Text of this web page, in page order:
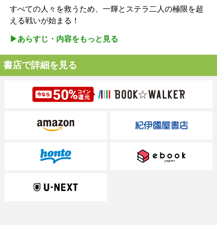
すべての人々を救うため、一輝とステラ二人の極限を超
える戦いが始まる！
▶︎あらすじ・内容をもっと見る
書店で詳細を見る